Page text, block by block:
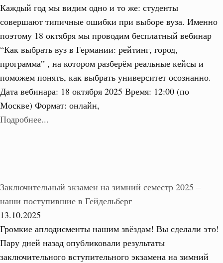
Каждый год мы видим одно и то же: студенты
совершают типичные ошибки при выборе вуза. Именно
поэтому 18 октября мы проводим бесплатный вебинар
“Как выбрать вуз в Германии: рейтинг, город,
программа” , на котором разберём реальные кейсы и
поможем понять, как выбрать университет осознанно.
Дата вебинара: 18 октября 2025 Время: 12:00 (по
Москве) Формат: онлайн,
Подробнее...
Заключительный экзамен на зимний семестр 2025 –
наши поступившие в Гейдельберг
13.10.2025
Громкие аплодисменты нашим звёздам! Вы сделали это!
Пару дней назад опубликовали результаты
заключительного вступительного экзамена на зимний